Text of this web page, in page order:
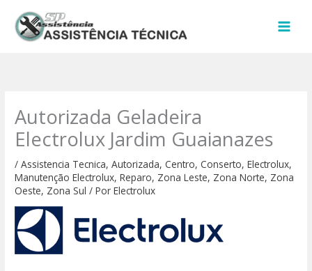
para
Autorizada Geladeira
Electrolux Jardim Guaianazes
/Assistencia Tecnica,Autorizada,Centro,Conserto,Electrolux,
Manutenção Electrolux,Reparo, Zona Leste, Zona Norte, Zona
Oeste, Zona Sul / PorElectrolux